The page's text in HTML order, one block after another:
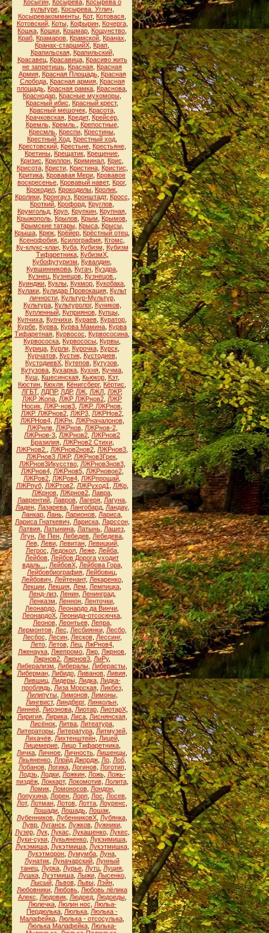
Косыгин, Косырева,
Косырева о
культуре, Косырева. Углич
Косыревакомменты Кот, Котовася
Котовский, Коты, Кофырин, Кочерга,
Кошка Кошки Кошмар Кощунство
Краб Крамаров Крамской Кранах
Кранах-старшийХ Крап
Крапильская, Крапильский,
Красавец, Красавица, Красиво жить
не запретишь Красная Красная
Армия, Красная Площадь, Красная
Слобода, Красная армия, Красная
площадь Красная рамка Краснова
Краснодар Красные мухоморы
Красный ибис
Красный крест,
Красный мешочек, Красота,
Крачковская, Кредит, Крейсер,
Кремль, Кремль. Крепостные,
Кресмль Креспи Крестины
Крестный Ход Крестный ход
Крестовский, Крестьне, Крестьяне,
Кретины Крещатик Крещение
Кризис
Криллон Криминал Крис
Крисота, Кристи, Кристина, Кристис
Критика Кровавая Мери Кровавое
воскресенье Кровавый навет, Крог,
Крокодил Крокодилы Кролик
Кролики, Кронгауз, Кронштадт, Кросс
Кроткий Крофорд Круглов
Крумгольд Круп Крупкин Крупная
Крыжополь Крылов Крым Крымов
Крымские татары, Крыса, Крысы,
Крыша Крюк Крёйер Крёстный отец
Ксенофобия Ксилография Ктомс
Ку-клукс-клан, Куба, Кубизм
Кубизм
Тифаретника, КубизмХ,
Кубофутуризм
Кувалдин
Кувшинникова Кугач Куздра
Кузнец, Кузнецов, Кузнецов.
Куинджи Куклы Кукмор Кукобака
Кулаки, Кулидар Провокация, Культ
личности, Культур-Мультур,
Культура, Культуролог, Куников,
Купленный, Куприянов, Купцы,
Купчиха Купчихи Кураев Куратор
Курбе Курва Курва Мамина Курва
Тифаретная Курвосос Курвососина
Курвососка Курвососы Курвы
Курица, Курли, Курочка, Курск,
Курчатов, Кустик, Кустодиев,
КустодиевХ Кутепов Кутузов
Кутузова Кухарка Кухня Кучма
Куш
Кшесинская, Кьюкор, Кэт,
Кюстин Кюхля Кёнигсберг, Кёртис
ЛГБТ, ЛДПР, ЛДР, ЛЖ ЛЖЛ ЛЖР,
ЛЖР Жопа ЛЖР ЛЖРнов2 ЛЖР
Носик ЛЖР-нов3 ЛЖР. ЛЖРнов
ЛЖР. ЛЖРнов2, ЛЖР3, ЛЖРНов2,
ЛЖРНов4, ЛЖРн, ЛЖРначалонов,
ЛЖРнлв, ЛЖРнов, ЛЖРнов-2,
ЛЖРнов-3 ЛЖРнов2 ЛЖРнов2
Бразилия, ЛЖРнов2 Стихи,
ЛЖРнов2.
ЛЖРнов2нов2 ЛЖРнов3
ЛЖРнов3 ЛЖР, ЛЖРнов3Грек
ЛЖРнов3Икусство, ЛЖРнов3нов3,
ЛЖРнов4, ЛЖРнов5, ЛЖРновое2,
ЛЖРов2 ЛЖРов4 ЛЖРпрощай
ЛЖРпуб, ЛЖРтов2, ЛЖРуход1 ЛЖр,
ЛЖрнов ЛЖрнов2 Лавра
Лаврентий Лавров Лагеря Лагуна
Ладен, Лазарева, Лангобард, Ландау,
Ланкар Лань Ларионов Лариса
Лариса Гнаткевич
Лариска, Ларссон,
Латвия Латынина Латынь Лашез
Лгун Ле Пен Лебедев Лебедева
Лев, Леви, Левитан, Левицкий,
Легрос
Ледокол, Леже, Лейба,
Лейбов Лейбов Дорога уходит
вдаль...
ЛейбовХ, Лейбова Гора,
Лейбовбиография Лейбовиц
Лейбович
Лейтенант, Лекаренко,
Лекции Лекция Лем Лемпицка
Ленд-лиз, Ленин, Ленинград,
Ленказм
Леннон Ленточки
Леонардо Леонардо да Винчи
ЛеонардоХ Леонида-отсосючка
Леонов, Леонтьев, Лепра,
Лермонтов, Лес Лесбиянки, Лесбо,
Лесбос
Лесин, Лесков, Лессинг,
Лето, Летов, Лец, ЛжРнов4,
Лженаука Лжепромо Лжр Лжрнов
Лжрнов2 Лжрнов3 ЛиРу,
Либерализм
Либералы Либерасты
Либерман, Либидо, Ливанов, Ливия,
Лившиц, Лидеры, Лидка, Лидка-
проблядь, Лиза Морская, Ликбез,
Лилипуты, Лимонов, Лимоны,
Лингвист, Линдберг, Линкольн
Линней, Лиознова, Лиотар, ЛиотарХ,
Лиригия, Лирика, Лиса, Лиснянская,
Лисёнок Литва Литеатура
Литераторы Литература Литмузей
Лихачёв, Лихтенштейн, Лицей,
Лицемерие Лицо Тифаретника
Личка Личное Личность Лишенцы
Лкьяненко, Ллойд Джордж, Ло, Лоб,
Лобанов, Логика, Логинов, Логотип,
Лодзь, Лодки, Ложкин, Ложь, Ложь-
пиздёж, Локкарт, Локомотив, Лолита,
Ломик, Ломоносов, Лондон,
Лопухина Лорен Лорп Лос Лосев
Лот, Лотман Лотов Лотта Лоуренс
Лошади Лошадь Лошак
Лубенников ЛубенниковХ Лубянка
Лувр Луганск Лужков Лужники
Лузер, Лук, Лукас Лукашенко, Лукес
Луки-суки Лукьяненко Лукэимиша
Лукэмиша, Лукэтмиша, Лукэтмишка,
Лукэтморон Лумумба Луна
Лунатик Луначарский Лунный
танец Лурка Лурье Лутц Луция
Лушка, Луэтмиша, Лыжи, Лысенко,
Лысый, Львов, Львы, Лэйн,
Любовники Любовь Любовь лёлика
Алекс
Людовик, Людоед, Людоеды,
Люлечка, Люлин нос
Люльа-
Пердюлька Люлька Люлька -
Малафейка Люлька - отсосулька
Люлька Малафейка Люлька-